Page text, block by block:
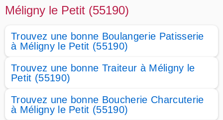
Méligny le Petit (55190)
Trouvez une bonne Boulangerie Patisserie
à Méligny le Petit (55190)
Trouvez une bonne Traiteur à Méligny le
Petit (55190)
Trouvez une bonne Boucherie Charcuterie
à Méligny le Petit (55190)